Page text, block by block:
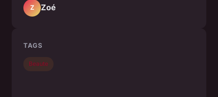
Z Zoé
TAGS
Beaute